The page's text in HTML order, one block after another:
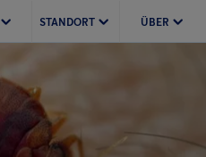
STANDORT ÜBER